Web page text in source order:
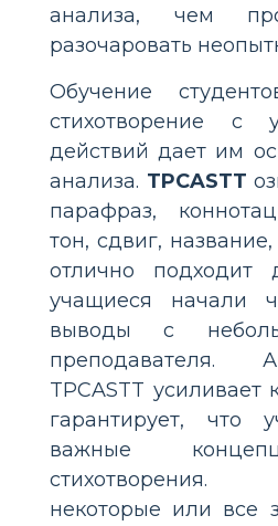
анализа, чем
разочаровать
Обучение
стихотворение с
действий дает им
анализа. TPCASTT
парафраз,
тон, сдвиг,
отлично подходит
учащиеся начали
выводы с
преподавателя.
TPCASTT
гарантирует, что
важные
стихотворения.
некоторые или все